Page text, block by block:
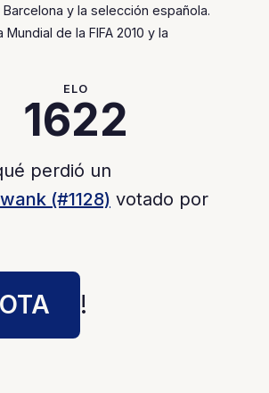
y la selección española.
de la FIFA 2010 y la
ELO
1622
perdió un
(#1128) votado por
!